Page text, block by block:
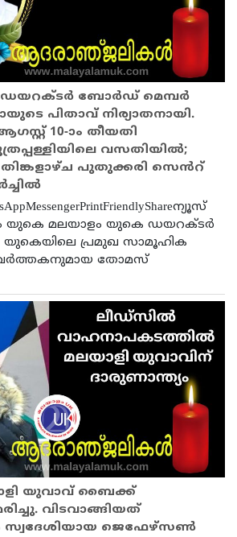
ഡയറക്ടർ ബോർഡ് മെമ്പർ
പിതാവ് നിര്യാതനായി.
10-ാം തീയതി
വസതിയിൽ;
പുതുക്കരി സെൻറ്
യുകെ മലയാളം യുകെ ഡയറക്ടർ
പ്രമുഖ സാമൂഹിക
തോമസ്
യുവാവ് ബൈക്ക്
വിടവാങ്ങിയത്
സ്വദേശിയായ ജെഫേഴ്‌സണ്‍